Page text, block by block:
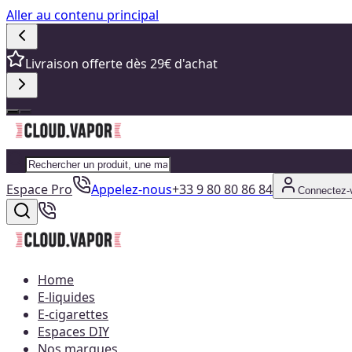
Aller au contenu principal
Livraison offerte dès 29€ d'achat
Espace Pro Appelez-nous+33 9 80 80 86 84 Connectez-
Home
E-liquides
E-cigarettes
Espaces DIY